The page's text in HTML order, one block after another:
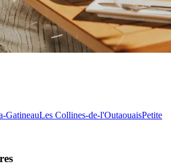
GatineauLes Collines-de-l'OutaouaisPetite